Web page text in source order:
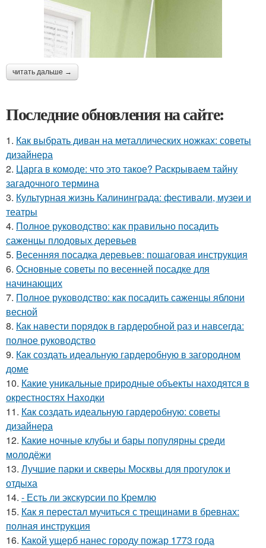
читать дальше →
Последние обновления на сайте:
1. Как выбрать диван на металлических ножках: советы
дизайнера
2. Царга в комоде: что это такое? Раскрываем тайну
загадочного термина
3. Культурная жизнь Калининграда: фестивали, музеи и
театры
4. Полное руководство: как правильно посадить
саженцы плодовых деревьев
5. Весенняя посадка деревьев: пошаговая инструкция
6. Основные советы по весенней посадке для
начинающих
7. Полное руководство: как посадить саженцы яблони
весной
8. Как навести порядок в гардеробной раз и навсегда:
полное руководство
9. Как создать идеальную гардеробную в загородном
доме
10. Какие уникальные природные объекты находятся в
окрестностях Находки
11. Как создать идеальную гардеробную: советы
дизайнера
12. Какие ночные клубы и бары популярны среди
молодёжи
13. Лучшие парки и скверы Москвы для прогулок и
отдыха
14. - Есть ли экскурсии по Кремлю
15. Как я перестал мучиться с трещинами в бревнах:
полная инструкция
16. Какой ущерб нанес городу пожар 1773 года